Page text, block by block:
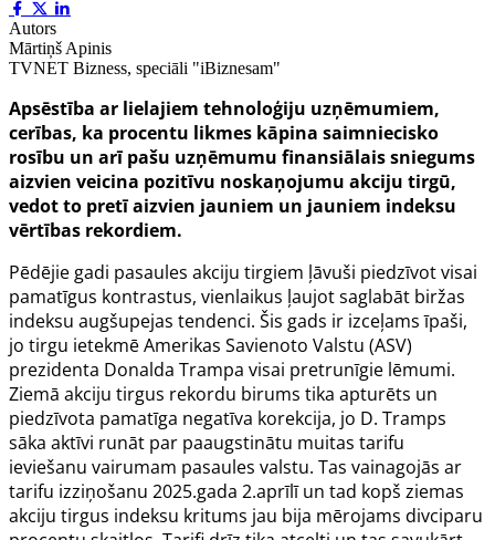
Autors
Mārtiņš Apinis
TVNET Bizness, speciāli "iBiznesam"
Apsēstība ar lielajiem tehnoloģiju uzņēmumiem,
cerības, ka procentu likmes kāpina saimniecisko
rosību un arī pašu uzņēmumu finansiālais sniegums
aizvien veicina pozitīvu noskaņojumu akciju tirgū,
vedot to pretī aizvien jauniem un jauniem indeksu
vērtības rekordiem.
Pēdējie gadi pasaules akciju tirgiem ļāvuši piedzīvot visai
pamatīgus kontrastus, vienlaikus ļaujot saglabāt biržas
indeksu augšupejas tendenci. Šis gads ir izceļams īpaši,
jo tirgu ietekmē Amerikas Savienoto Valstu (ASV)
prezidenta Donalda Trampa visai pretrunīgie lēmumi.
Ziemā akciju tirgus rekordu birums tika apturēts un
piedzīvota pamatīga negatīva korekcija, jo D. Tramps
sāka aktīvi runāt par paaugstinātu muitas tarifu
ieviešanu vairumam pasaules valstu. Tas vainagojās ar
tarifu izziņošanu 2025.gada 2.aprīlī un tad kopš ziemas
akciju tirgus indeksu kritums jau bija mērojams divciparu